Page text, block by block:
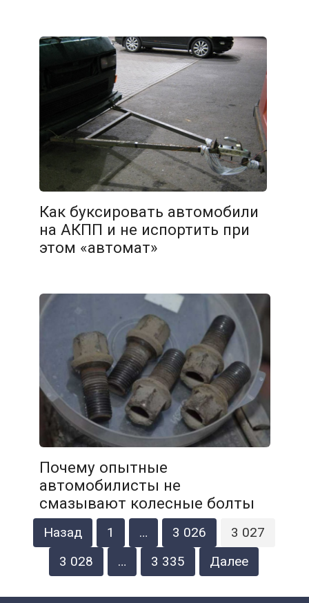
Как буксировать автомобили
на АКПП и не испортить при
этом «автомат»
Почему опытные
автомобилисты не
смазывают колесные болты
НавигацияНазад 1 … 3 026
3 027
3 028
… 3 335 Далее